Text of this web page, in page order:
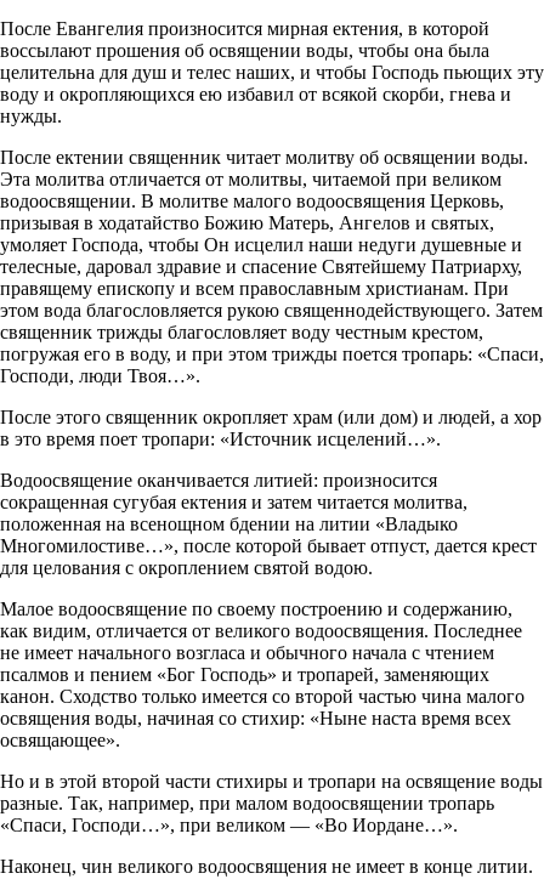
После Евангелия произносится мирная ектения, в которой
воссылают прошения об освящении воды, чтобы она была
целительна для душ и телес наших, и чтобы Господь пьющих эту
воду и окропляющихся ею избавил от всякой скорби, гнева и
нужды.
После ектении священник читает молитву об освящении воды.
Эта молитва отличается от молитвы, читаемой при великом
водоосвящении. В молитве малого водоосвящения Церковь,
призывая в ходатайство Божию Матерь, Ангелов и святых,
умоляет Господа, чтобы Он исцелил наши недуги душевные и
телесные, даровал здравие и спасение Святейшему Патриарху,
правящему епископу и всем православным христианам. При
этом вода благословляется рукою священнодействующего. Затем
священник трижды благословляет воду честным крестом,
погружая его в воду, и при этом трижды поется тропарь: «Спаси,
Господи, люди Твоя…».
После этого священник окропляет храм (или дом) и людей, а хор
в это время поет тропари: «Источник исцелений…».
Водоосвящение оканчивается литией: произносится
сокращенная сугубая ектения и затем читается молитва,
положенная на всенощном бдении на литии «Владыко
Многомилостиве…», после которой бывает отпуст, дается крест
для целования с окроплением святой водою.
Малое водоосвящение по своему построению и содержанию,
как видим, отличается от великого водоосвящения. Последнее
не имеет начального возгласа и обычного начала с чтением
псалмов и пением «Бог Господь» и тропарей, заменяющих
канон. Сходство только имеется со второй частью чина малого
освящения воды, начиная со стихир: «Ныне наста время всех
освящающее».
Но и в этой второй части стихиры и тропари на освящение воды
разные. Так, например, при малом водоосвящении тропарь
«Спаси, Господи…», при великом — «Во Иордане…».
Наконец, чин великого водоосвящения не имеет в конце литии.